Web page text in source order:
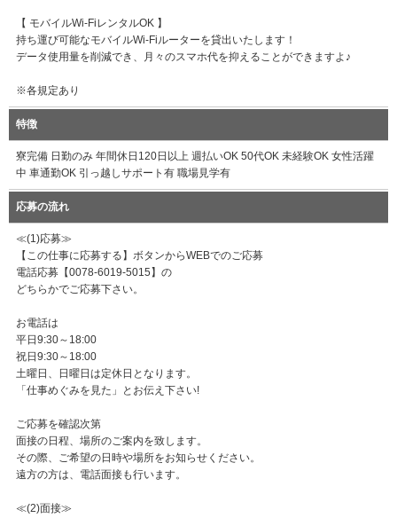
【 モバイルWi-FiレンタルOK 】
持ち運び可能なモバイルWi-Fiルーターを貸出いたします！
データ使用量を削減でき、月々のスマホ代を抑えることができますよ♪
※各規定あり
特徴
寮完備 日勤のみ 年間休日120日以上 週払いOK 50代OK 未経験OK 女性活躍
中 車通勤OK 引っ越しサポート有 職場見学有
応募の流れ
≪(1)応募≫
【この仕事に応募する】ボタンからWEBでのご応募
電話応募【0078-6019-5015】の
どちらかでご応募下さい。
お電話は
平日9:30～18:00
祝日9:30～18:00
土曜日、日曜日は定休日となります。
「仕事めぐみを見た」とお伝え下さい!
ご応募を確認次第
面接の日程、場所のご案内を致します。
その際、ご希望の日時や場所をお知らせください。
遠方の方は、電話面接も行います。
≪(2)面接≫